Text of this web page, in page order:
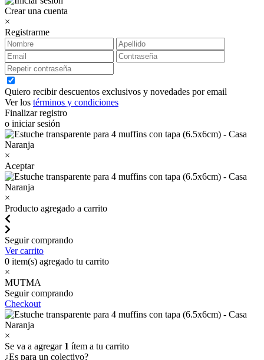
Crear una cuenta
×
Registrarme
Quiero recibir descuentos exclusivos y novedades por email
Ver los términos y condiciones
Finalizar registro
o iniciar sesión
×
Aceptar
×
Producto agregado a carrito
Seguir comprando
Ver carrito
0 item(s) agregado tu carrito
×
MUTMA
Seguir comprando
Checkout
×
Se va a agregar 1 ítem a tu carrito
¿Es para un colectivo?